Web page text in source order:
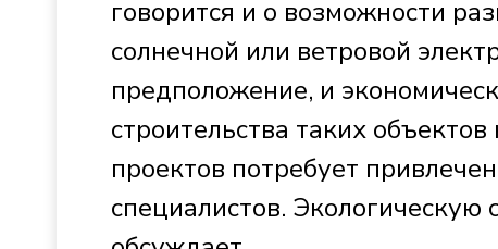
говорится и о возможности
солнечной или ветровой
предположение, и
строительства таких
проектов потребует
специалистов.